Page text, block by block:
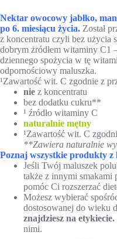
Nektar owocowy jabłko,
po 6. miesiącu życia. Został
z koncentratu czyli bez użycia
dobrym żródłem witaminy C1
dziennego spożycia w tę
odpornościowy maluszka.
¹Zawartość wit. C zgodnie z
nie z koncentratu
bez dodatku cukru**
¹ źródło witaminy C
naturalnie mętny
¹Zawartość wit. C
**Zawiera naturalnie
Poznaj wszystkie produkty
Jeśli Twój maluszek
także z innymi
pomóc Ci rozszerzać
Możesz wybierać
dostosowanej do wieku
znajdziesz na etykiecie.
nimi.